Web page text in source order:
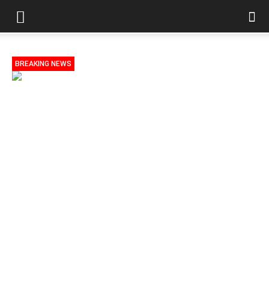
BREAKING NEWS